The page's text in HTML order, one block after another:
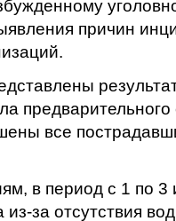
причин
все
в период с 1 по
за отсутствия